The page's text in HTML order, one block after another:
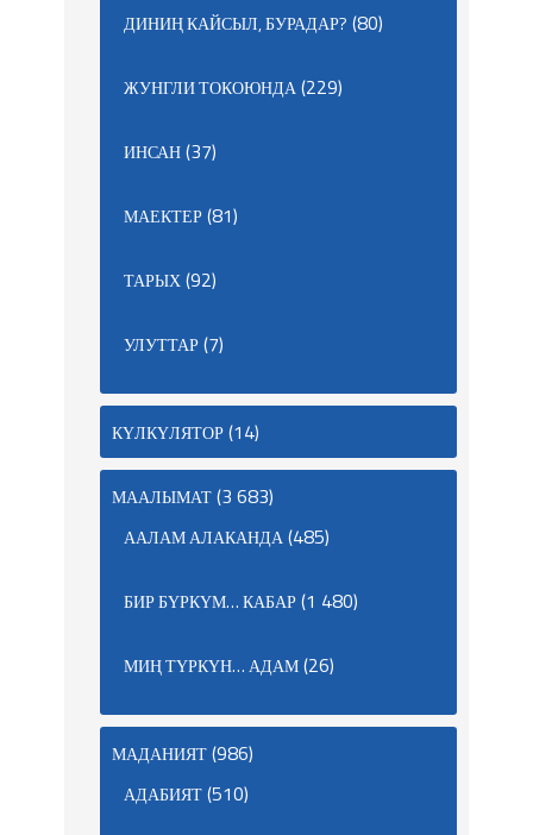
ДИНИҢ КАЙСЫЛ, БУРАДАР? (80)
ЖУНГЛИ ТОКОЮНДА(229)
ИНСАН(37)
МАЕКТЕР(81)
ТАРЫХ(92)
УЛУТТАР(7)
КҮЛКҮЛЯТОР(14)
МААЛЫМАТ(3 683)
ААЛАМ АЛАКАНДА(485)
БИР БҮРКҮМ… КАБАР(1 480)
МИҢ ТҮРКҮН… АДАМ(26)
МАДАНИЯТ(986)
АДАБИЯТ(510)